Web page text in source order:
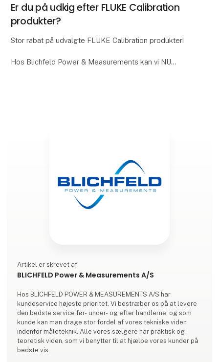
Er du på udkig efter FLUKE Calibration
produkter?
Stor rabat på udvalgte FLUKE Calibration produkter!
Hos Blichfeld Power & Measurements kan vi NU
Artikel er skrevet af:
BLICHFELD Power & Measurements A/S
Hos BLICHFELD POWER & MEASUREMENTS A/S har
kundeservice højeste prioritet. Vi bestræber os på at levere
den bedste service før- under- og efter handlerne, og som
kunde kan man drage stor fordel af vores tekniske viden
indenfor måleteknik. Alle vores sælgere har praktisk og
teoretisk viden, som vi benytter til at hjælpe vores kunder på
bedste vis.